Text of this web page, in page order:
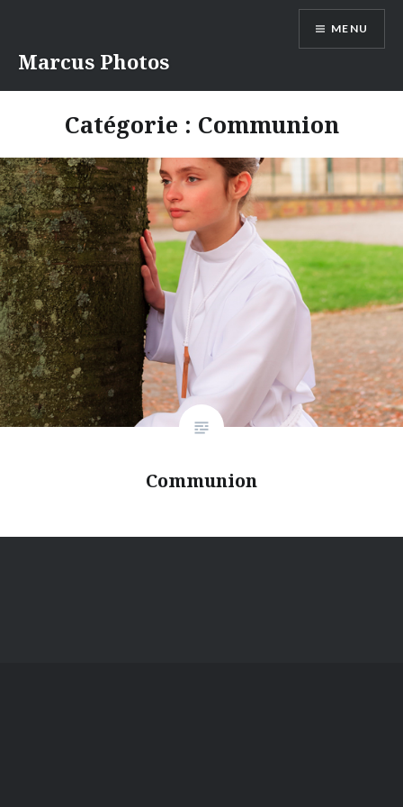
contenu
Marcus Photos
MENU
Catégorie : Communion
Communion